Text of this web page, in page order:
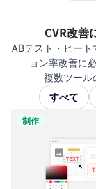
CVR改善
ABテスト・ヒー
ョン率改善に
複数ツール
すべて
制作